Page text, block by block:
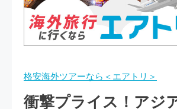
格安海外ツアーなら＜エアトリ＞
衝撃プライス！アジ